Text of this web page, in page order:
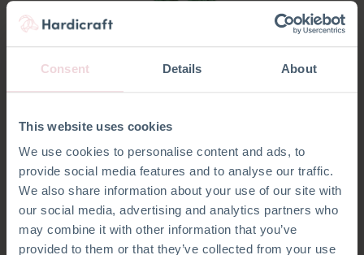
Consent Details About
This website uses cookies
We use cookies to personalise content and ads, to
provide social media features and to analyse our traffic.
We also share information about your use of our site with
our social media, advertising and analytics partners who
may combine it with other information that you’ve
provided to them or that they’ve collected from your use